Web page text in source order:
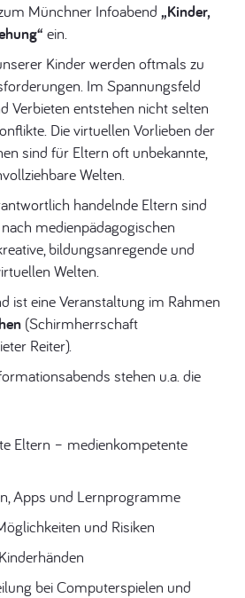
Münchner Infoabend „Kinder,
ein.
Kinder werden oftmals zu
Im Spannungsfeld
Verbieten entstehen nicht selten
Die virtuellen Vorlieben der
sind für Eltern oft unbekannte,
Welten.
handelnde Eltern sind
medienpädagogischen
bildungsanregende und
Welten.
ist eine Veranstaltung im Rahmen
(Schirmherrschaft
Reiter).
stehen u.a. die
Eltern – medienkompetente
Apps und Lernprogramme
und Risiken
bei Computerspielen und